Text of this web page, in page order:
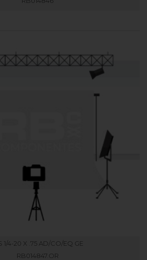
1/4-20 X .75 AD/CO/EQ GE
RB014847.OR